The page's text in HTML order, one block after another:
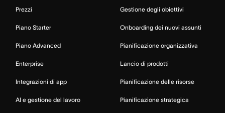
Prezzi
Piano Starter
Piano Advanced
Enterprise
Integrazioni di app
AI e gestione del lavoro
Gestione degli obiettivi
Onboarding dei nuovi assunti
Pianificazione organizzativa
Lancio di prodotti
Pianificazione delle risorse
Pianificazione strategica